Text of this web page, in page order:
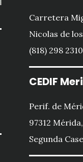
Carretera
Nicolas de
(818) 298 2310
CEDIF
Perif. de
97312
Segunda